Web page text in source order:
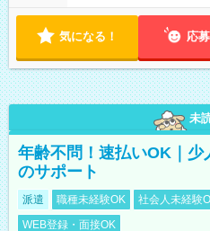
気になる！ 応
未
年齢不問！速払いOK｜
のサポート
派遣 職種未経験OK 社会人未経験
WEB登録・面接OK